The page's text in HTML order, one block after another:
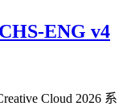
ENG v4
Cloud 2026 系